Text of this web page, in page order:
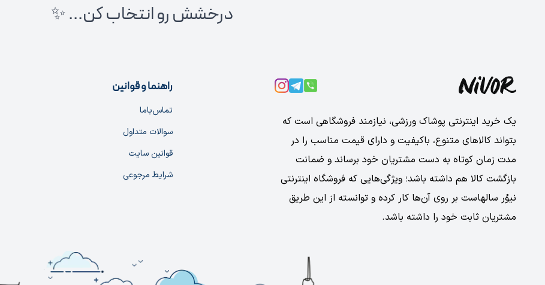
درخشش رو انتخاب کن... ✨
یک خرید اینترنتی پوشاک ورزشی، نیازمند فروشگاهی است که
بتواند کالاهای متنوع، باکیفیت و دارای قیمت مناسب را در
مدت زمان کوتاه به دست مشتریان خود برساند و ضمانت
بازگشت کالا هم داشته باشد؛ ویژگی‌هایی که فروشگاه اینترنتی
نیوُر سالهاست بر روی آن‌ها کار کرده و توانسته از این طریق
مشتریان ثابت خود را داشته باشد.
راهنما و قوانین
تماس‌با‌ما
سوالات متداول
قوانین سایت
شرایط مرجوعی